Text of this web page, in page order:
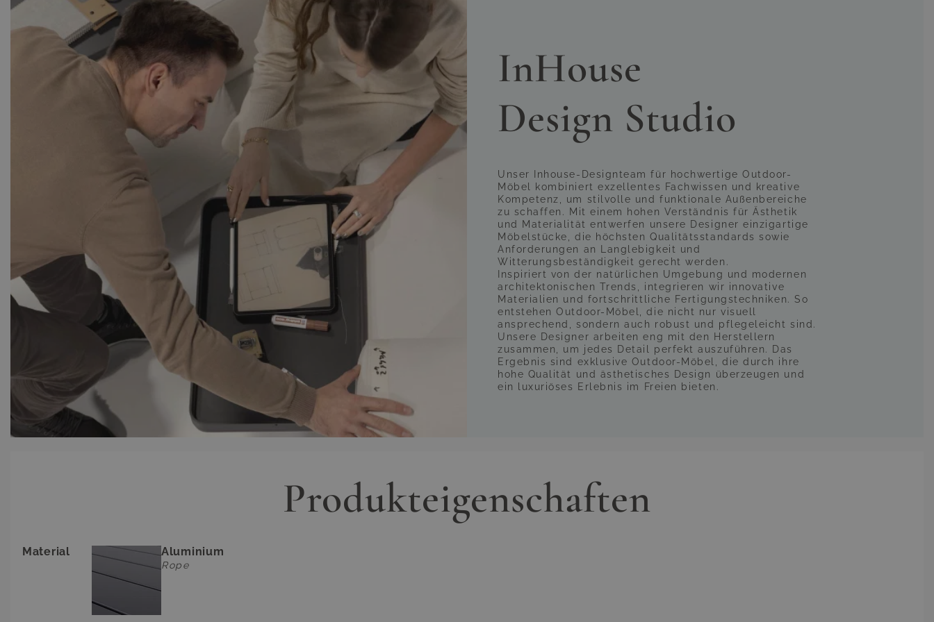
hochwertigen Loungegruppe wurde sorgfältig ausgewählt, um Komfort, Stil und Funktionalität perfekt zu vereinen.
Genießen Sie sommerliche Nachmittage und laue Abende in bester Gesellschaft oder gönnen Sie sich entspannte
Auszeiten alleine – mit der Serent Lounge Compact wird jeder Moment im Freien zu einem kleinen Luxus. (Abbildung
InHouse
Design Studio
Unser Inhouse-Designteam für hochwertige Outdoor-
Möbel kombiniert exzellentes Fachwissen und kreative
Kompetenz, um stilvolle und funktionale Außenbereiche
zu schaffen. Mit einem hohen Verständnis für Ästhetik
und Materialität entwerfen unsere Designer einzigartige
Möbelstücke, die höchsten Qualitätsstandards sowie
Anforderungen an Langlebigkeit und
Witterungsbeständigkeit gerecht werden.
Inspiriert von der natürlichen Umgebung und modernen
architektonischen Trends, integrieren wir innovative
Materialien und fortschrittliche Fertigungstechniken. So
entstehen Outdoor-Möbel, die nicht nur visuell
ansprechend, sondern auch robust und pflegeleicht sind.
Unsere Designer arbeiten eng mit den Herstellern
zusammen, um jedes Detail perfekt auszuführen. Das
Ergebnis sind exklusive Outdoor-Möbel, die durch ihre
hohe Qualität und ästhetisches Design überzeugen und
ein luxuriöses Erlebnis im Freien bieten.
Produkteigenschaften
Material Aluminium
Rope